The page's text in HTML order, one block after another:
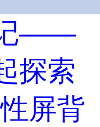
记——
探索
屏背